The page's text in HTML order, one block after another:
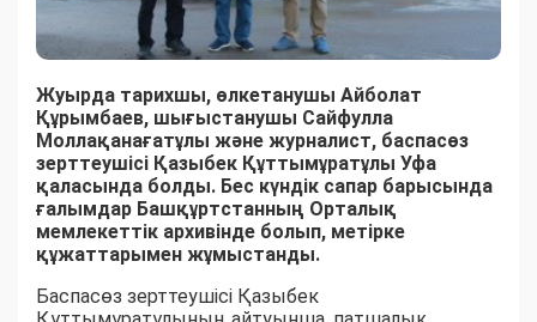
Жуырда тарихшы, өлкетанушы Айболат
Құрымбаев, шығыстанушы Сайфулла
Моллақанағатұлы және журналист, баспасөз
зерттеушісі Қазыбек Құттымұратұлы Уфа
қаласында болды. Бес күндік сапар барысында
ғалымдар Башқұртстанның Орталық
мемлекеттік архивінде болып, метірке
құжаттарымен жұмыстанды.
Баспасөз зерттеушісі Қазыбек